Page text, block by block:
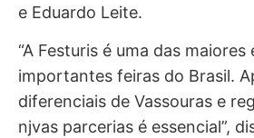
e Eduardo Leite.
“A Festuris é uma das maiores
importantes feiras do Brasil.
diferenciais de Vassouras e
njvas parcerias é essencial”,